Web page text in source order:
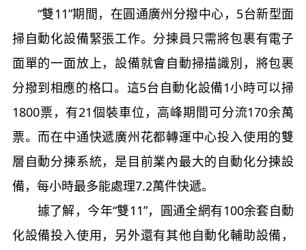
“雙11”期間，在圓通廣州分撥中心，5台新型面
掃自動化設備緊張工作。分揀員只需將包裹有電子
面單的一面放上，設備就會自動掃描識別，將包裹
分撥到相應的格口。這5台自動化設備1小時可以掃
1800票，有21個裝車位，高峰期間可分流170余萬
票。而在中通快遞廣州花都轉運中心投入使用的雙
層自動分揀系統，是目前業內最大的自動化分揀設
備，每小時最多能處理7.2萬件快遞。
據了解，今年“雙11”，圓通全網有100余套自動
化設備投入使用，另外還有其他自動化輔助設備，